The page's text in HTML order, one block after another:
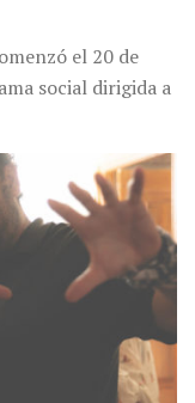
el 20 de
social dirigida a